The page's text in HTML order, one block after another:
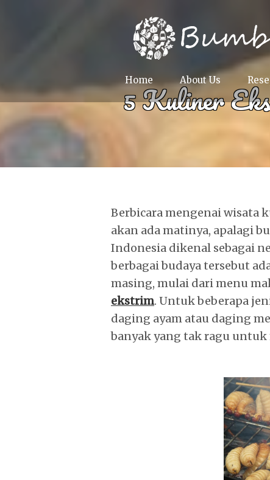
Home About Us
5 Kuliner
Berbicara mengenai wisata
akan ada matinya, apalagi
Indonesia dikenal sebagai
berbagai budaya tersebut
masing, mulai dari menu
ekstrim. Untuk beberapa
daging ayam atau daging
banyak yang tak ragu untuk